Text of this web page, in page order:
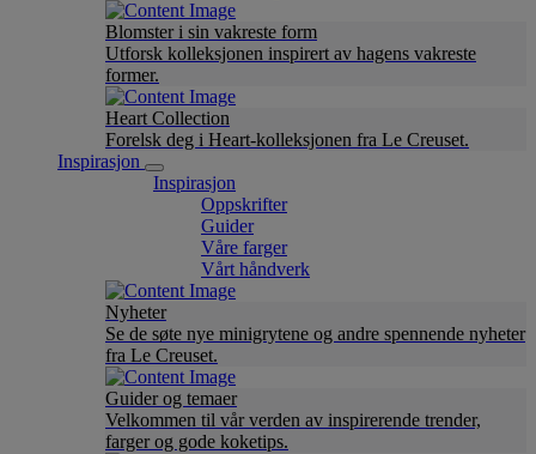
Blomster i sin vakreste form
Utforsk kolleksjonen inspirert av hagens vakreste
former.
Heart Collection
Forelsk deg i Heart-kolleksjonen fra Le Creuset.
Inspirasjon
Inspirasjon
Oppskrifter
Guider
Våre farger
Vårt håndverk
Nyheter
Se de søte nye minigrytene og andre spennende nyheter
fra Le Creuset.
Guider og temaer
Velkommen til vår verden av inspirerende trender,
farger og gode koketips.